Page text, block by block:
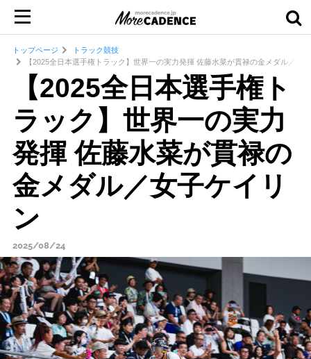
トップページ
トラック競技
【2025全日本選手権トラック】世界一の実力発揮 佐藤水菜が貫禄の金メダル／女
【2025全日本選手権ト
ラック】世界一の実力
発揮 佐藤水菜が貫禄の
金メダル／女子ケイリ
ン
2025/08/24